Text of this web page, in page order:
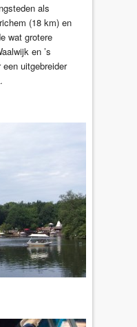
als
(18 km) en
wat grotere
en ’s
uitgebreider